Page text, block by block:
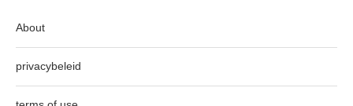
About
privacybeleid